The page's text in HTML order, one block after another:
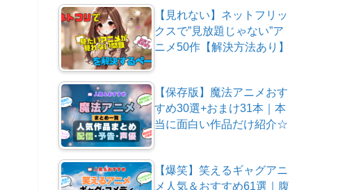
【見れない】ネットフリッ
クスで”見放題じゃない”ア
ニメ50作【解決方法あり】
【保存版】魔法アニメおす
すめ30選+おまけ31本｜本
当に面白い作品だけ紹介☆
【爆笑】笑えるギャグアニ
メ人気＆おすすめ61選｜腹